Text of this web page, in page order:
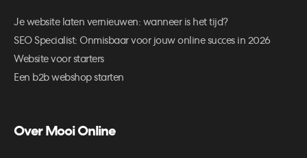
Je website laten vernieuwen: wanneer is het tijd?
SEO Specialist: Onmisbaar voor jouw online succes in 2026
Website voor starters
Een b2b webshop starten
Over Mooi Online